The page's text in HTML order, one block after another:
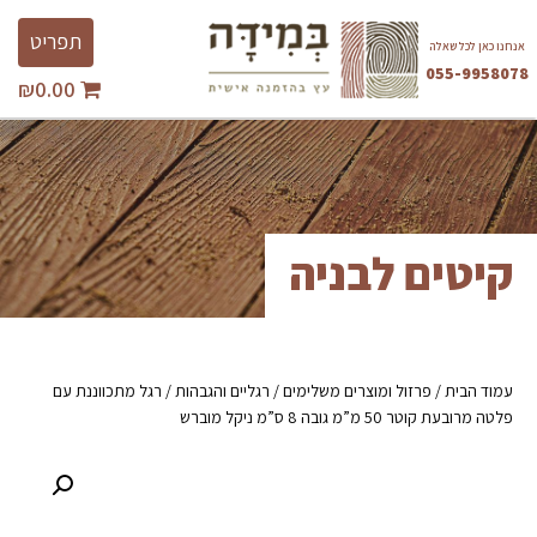
title סמן כותרות
settings צבע רקע
zoom_out זום (הקטנה)
zoom_in זום (הגדלה)
spellcheck גופן קריא
ניגודיות בהירה
to
content
אנחנו כאן לכל שאלה
055-9958078
Toggle
תפריט
₪0.00
קיטים לבניה
עמוד הבית/ פרזול ומוצרים משלימים/ רגליים והגבהות/ רגל מתכווננת עם
פלטה מרובעת קוטר 50 מ”מ גובה 8 ס”מ ניקל מוברש